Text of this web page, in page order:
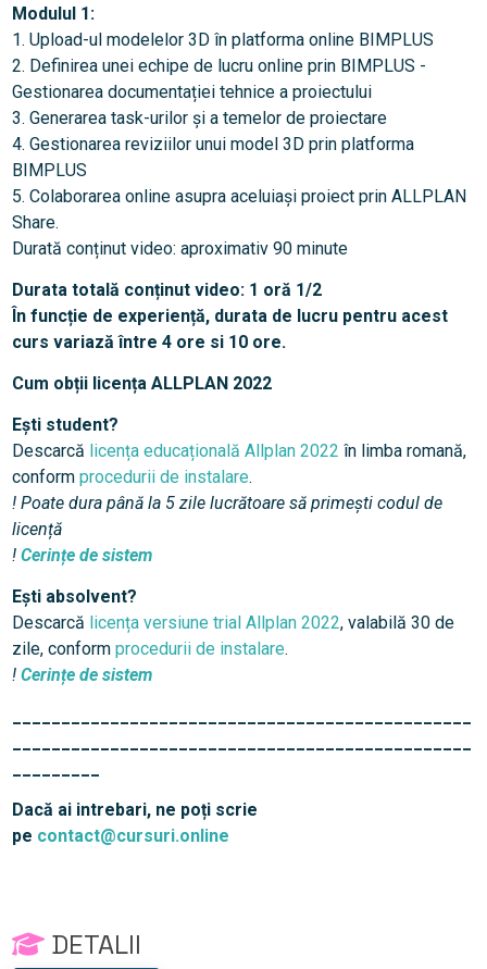
Modulul 1:
1. Upload-ul modelelor 3D în platforma online BIMPLUS
2. Definirea unei echipe de lucru online prin BIMPLUS -
Gestionarea documentației tehnice a proiectului
3. Generarea task-urilor și a temelor de proiectare
4. Gestionarea reviziilor unui model 3D prin platforma
BIMPLUS
5. Colaborarea online asupra aceluiași proiect prin ALLPLAN
Share.
Durată conținut video: aproximativ 90 minute
Durata totală conținut video:1 oră 1/2
În funcție de experiență, durata de lucru pentru acest
curs variază între 4 ore si 10 ore.
Cum obții licența ALLPLAN 2022
Ești student?
Descarcă licența educațională Allplan 2022 în limba romană,
conform procedurii de instalare.
! Poate dura până la 5 zile lucrătoare să primești codul de
licență
! Cerințe de sistem
Ești absolvent?
Descarcă licența versiune trial Allplan 2022, valabilă 30 de
zile, conform procedurii de instalare.
! Cerințe de sistem
Dacă ai intrebari, ne poți scrie
pe contact@cursuri.online
DETALII